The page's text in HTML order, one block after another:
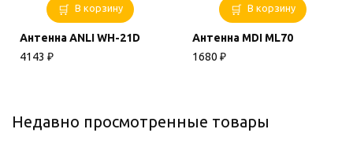
В корзину
Антенна ANLI WH-21D
4143 ₽
В корзину
Антенна MDI ML70
1680 ₽
Недавно просмотренные товары